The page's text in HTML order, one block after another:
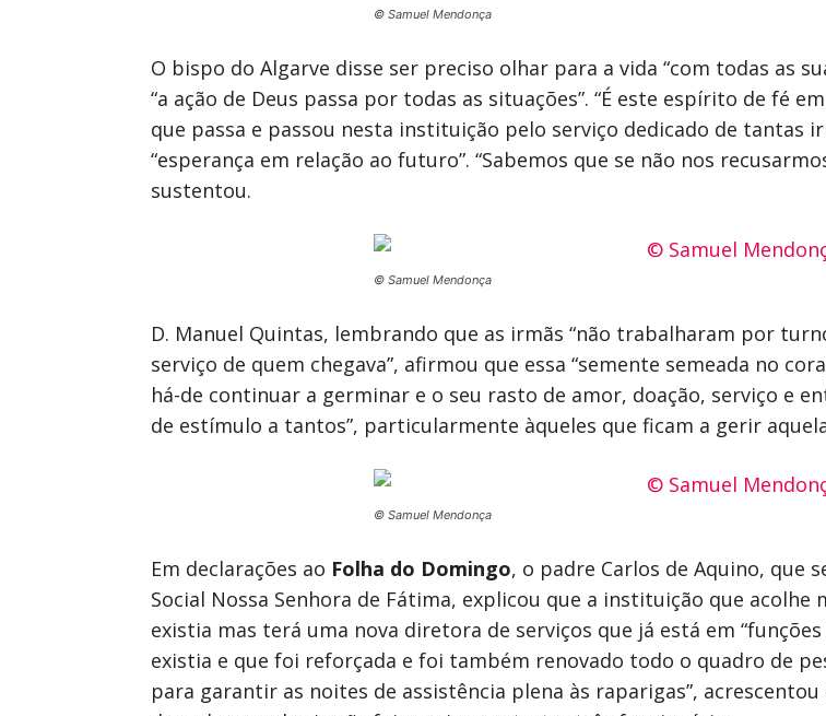
© Samuel Mendonça
O bispo do Algarve disse ser preciso olhar para a vida “com todas as
“a ação de Deus passa por todas as situações”. “É este espírito de fé
que passa e passou nesta instituição pelo serviço dedicado de tantas
“esperança em relação ao futuro”. “Sabemos que se não nos
sustentou.
© Samuel Mendonça
D. Manuel Quintas, lembrando que as irmãs “não trabalharam por
serviço de quem chegava”, afirmou que essa “semente semeada no
há-de continuar a germinar e o seu rasto de amor, doação, serviço e
de estímulo a tantos”, particularmente àqueles que ficam a gerir
© Samuel Mendonça
Em declarações ao Folha do Domingo, o padre Carlos de Aquino, que
Social Nossa Senhora de Fátima, explicou que a instituição que
existia mas terá uma nova diretora de serviços que já está em
existia e que foi reforçada e foi também renovado todo o quadro de
para garantir as noites de assistência plena às raparigas”,